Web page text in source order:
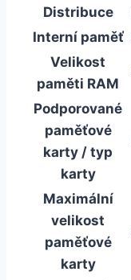
Distribuce
Interní paměť
Velikost
paměti RAM
Podporované
paměťové
karty / typ
karty
Maximální
velikost
paměťové
karty